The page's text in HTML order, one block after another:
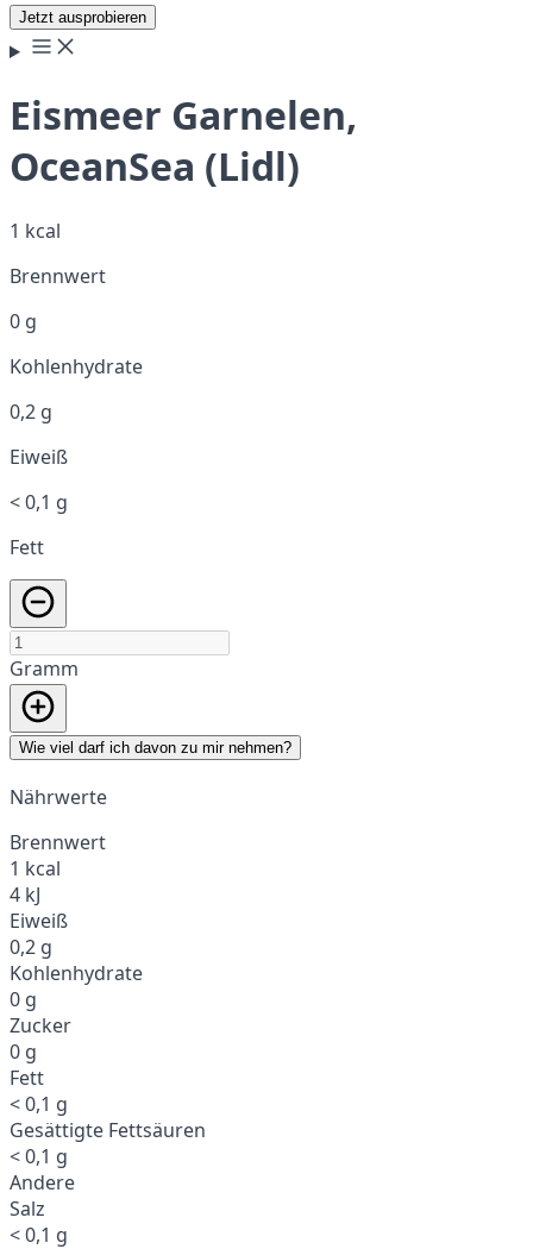
Jetzt ausprobieren
Eismeer Garnelen,
OceanSea (Lidl)
1 kcal
Brennwert
0 g
Kohlenhydrate
0,2 g
Eiweiß
< 0,1 g
Fett
Gramm
Wie viel darf ich davon zu mir nehmen?
Nährwerte
Brennwert
1 kcal
4 kJ
Eiweiß
0,2 g
Kohlenhydrate
0 g
Zucker
0 g
Fett
< 0,1 g
Gesättigte Fettsäuren
< 0,1 g
Andere
Salz
< 0,1 g